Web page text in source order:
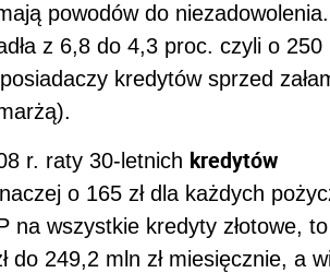
powodów do
z 6,8 do 4,3 proc. czyli o 250
kredytów sprzed
r. raty 30-letnich kredytów
o 165 zł dla każdych
na wszystkie kredyty złotowe,
do 249,2 mln zł miesięcznie, a